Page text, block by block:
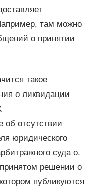
там можно
о принятии
такое
о ликвидации
об отсутствии
юридического
суда о.
решении о
публикуются